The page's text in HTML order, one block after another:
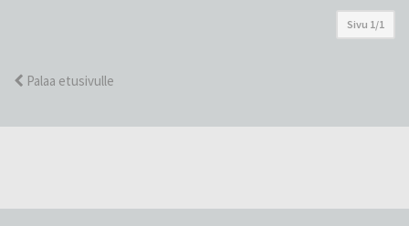
Sivu 1/1
Palaa etusivulle